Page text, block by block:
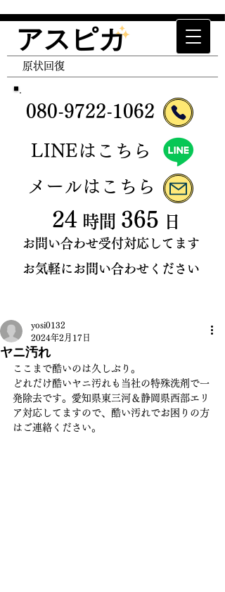
エアコン清掃 エアコンクリーニング ハウスクリ
ーニング 空室清掃 抑制津クリーニング トイレ
クリーニング キッチンクリーニング レンジフー
ドクリーニング 原状回復 退去清掃 入居前清
掃 家事代行 便利屋 クロス張替 退去立ち合い
080-9722-1062
​LINEはこちら
​メールはこちら
お問い合わせ受付対応してます
お気軽にお問い合わせください
24 時間 365 日
​原状回復
アスピカ
ヤニ汚れ
yosi0132
2024年2月17日
ここまで酷いのは久しぶり。
どれだけ酷いヤニ汚れも当社の特殊洗剤で一
発除去です。愛知県東三河＆静岡県西部エリ
ア対応してますので、酷い汚れでお困りの方
はご連絡ください。